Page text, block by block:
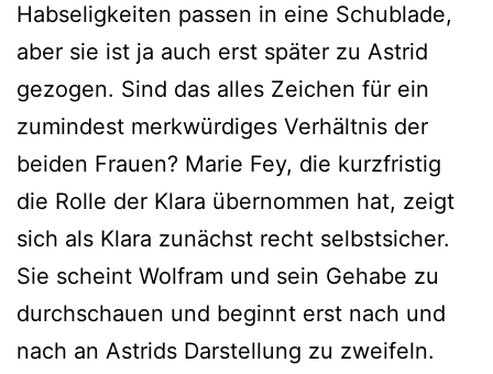
Habseligkeiten passen in eine Schublade,
aber sie ist ja auch erst später zu Astrid
gezogen. Sind das alles Zeichen für ein
zumindest merkwürdiges Verhältnis der
beiden Frauen? Marie Fey, die kurzfristig
die Rolle der Klara übernommen hat, zeigt
sich als Klara zunächst recht selbstsicher.
Sie scheint Wolfram und sein Gehabe zu
durchschauen und beginnt erst nach und
nach an Astrids Darstellung zu zweifeln.